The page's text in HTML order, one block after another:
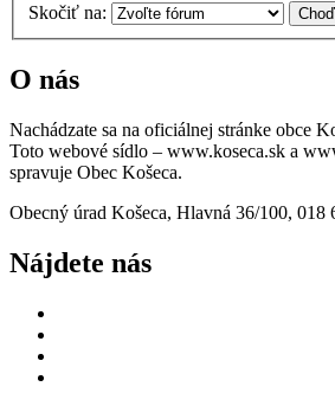
Skočiť na:
O nás
Nachádzate sa na oficiálnej stránke obce
Toto webové sídlo – www.koseca.sk a
spravuje Obec Košeca.
Obecný úrad Košeca, Hlavná 36/100, 018
Nájdete nás